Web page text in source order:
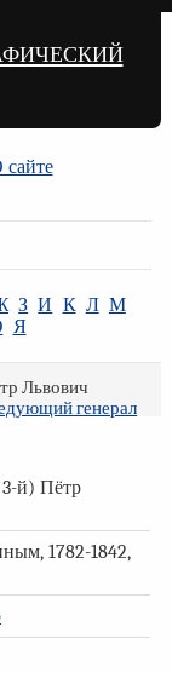
сайте
З И К Л М
Я
Львович
генерал
й) Пётр
1782-1842,